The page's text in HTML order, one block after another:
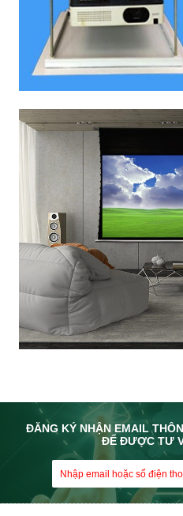
ĐĂNG KÝ NHẬN EMAIL
ĐỂ ĐƯỢC TƯ